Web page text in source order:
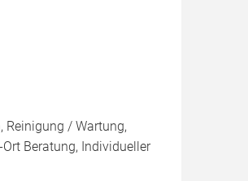
Reinigung / Wartung,
Beratung, Individueller